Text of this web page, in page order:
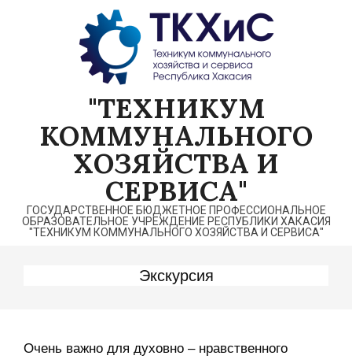
"ТЕХНИКУМ
КОММУНАЛЬНОГО
ХОЗЯЙСТВА И
СЕРВИСА"
ГОСУДАРСТВЕННОЕ БЮДЖЕТНОЕ ПРОФЕССИОНАЛЬНОЕ
ОБРАЗОВАТЕЛЬНОЕ УЧРЕЖДЕНИЕ РЕСПУБЛИКИ ХАКАСИЯ
"ТЕХНИКУМ КОММУНАЛЬНОГО ХОЗЯЙСТВА И СЕРВИСА"
Экскурсия
Очень важно для духовно – нравственного